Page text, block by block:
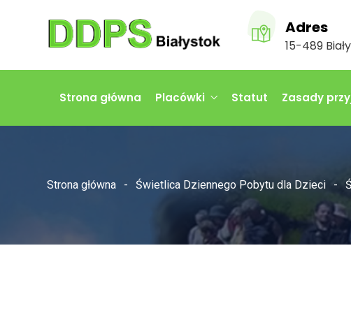
Adres
15-489
Strona główna Placówki Statut Zasady
Strona główna Świetlica Dziennego Pobytu dla Dzieci